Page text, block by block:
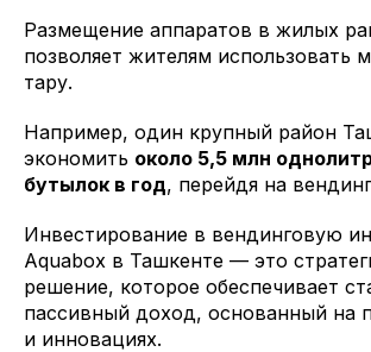
Размещение аппаратов в жилых
позволяет жителям использовать
тару.
Например, один крупный район
экономить около 5,5 млн
бутылок в год, перейдя на
Инвестирование в вендинговую
Aquabox в Ташкенте — это
решение, которое обеспечивает
пассивный доход, основанный на
и инновациях.